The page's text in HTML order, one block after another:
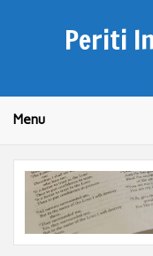
Periti
Menu